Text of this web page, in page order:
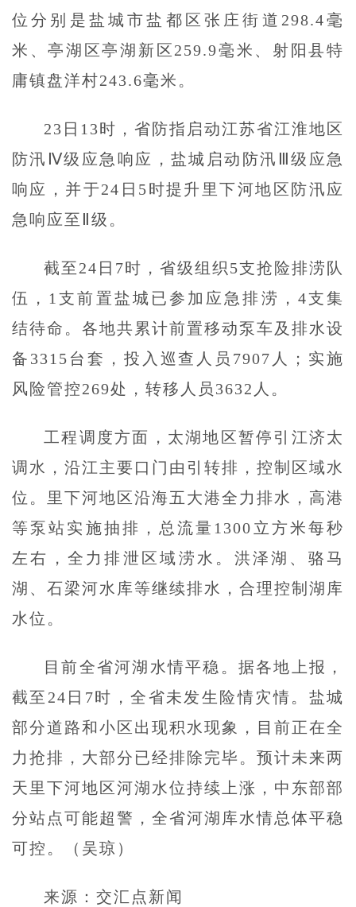
位分别是盐城市盐都区张庄街道298.4毫
米、亭湖区亭湖新区259.9毫米、射阳县特
庸镇盘洋村243.6毫米。
23日13时，省防指启动江苏省江淮地区
防汛Ⅳ级应急响应，盐城启动防汛Ⅲ级应急
响应，并于24日5时提升里下河地区防汛应
急响应至Ⅱ级。
截至24日7时，省级组织5支抢险排涝队
伍，1支前置盐城已参加应急排涝，4支集
结待命。各地共累计前置移动泵车及排水设
备3315台套，投入巡查人员7907人；实施
风险管控269处，转移人员3632人。
工程调度方面，太湖地区暂停引江济太
调水，沿江主要口门由引转排，控制区域水
位。里下河地区沿海五大港全力排水，高港
等泵站实施抽排，总流量1300立方米每秒
左右，全力排泄区域涝水。洪泽湖、骆马
湖、石梁河水库等继续排水，合理控制湖库
水位。
目前全省河湖水情平稳。据各地上报，
截至24日7时，全省未发生险情灾情。盐城
部分道路和小区出现积水现象，目前正在全
力抢排，大部分已经排除完毕。预计未来两
天里下河地区河湖水位持续上涨，中东部部
分站点可能超警，全省河湖库水情总体平稳
可控。（吴琼）
来源：交汇点新闻